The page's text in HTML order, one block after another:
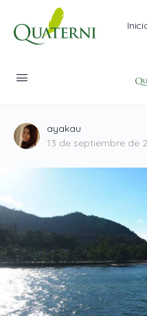
Vivir en un país de
ayakau
13 de septiembre de